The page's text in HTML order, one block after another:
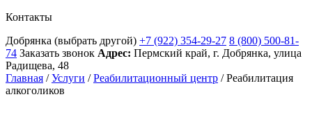
Контакты
Добрянка (выбрать другой) +7 (922) 354-29-27 8 (800) 500-81-
74 Заказать звонок Адрес: Пермский край, г. Добрянка, улица
Радищева, 48
Главная /Услуги /Реабилитационный центр /Реабилитация
алкоголиков